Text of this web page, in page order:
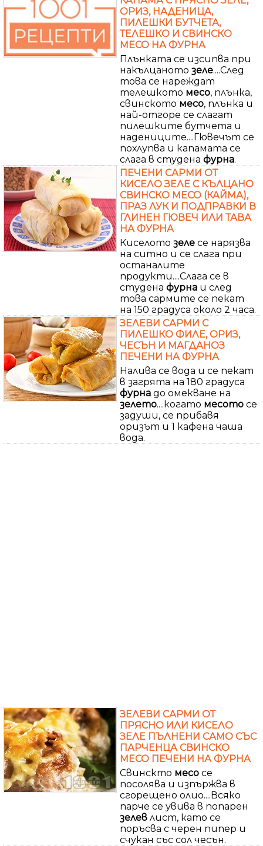
ОРИЗ, НАДЕНИЦА,
ПИЛЕШКИ БУТЧЕТА,
ТЕЛЕШКО И СВИНСКО
МЕСО НА ФУРНА
Плънката се изсипва при
накълцаното зеле....След
това се нареждат
телешкото месо, плънка,
свинското месо, плънка и
най-отгоре се слагат
пилешките бутчета и
надениците....Гювечът се
похлупва и капамата се
слага в студена фурна.
ПЕЧЕНИ САРМИ ОТ
КИСЕЛО ЗЕЛЕ С КЪЛЦАНО
СВИНСКО МЕСО (КАЙМА),
ПРАЗ ЛУК И ПОДПРАВКИ В
ГЛИНЕН ГЮВЕЧ ИЛИ ТАВА
НА ФУРНА
Киселото зеле се нарязва
на ситно и се слага при
останалите
продукти....Слага се в
студена фурна и след
това сармите се пекат
на 150 градуса около 2 часа.
ЗЕЛЕВИ САРМИ С
ПИЛЕШКО ФИЛЕ, ОРИЗ,
ЧЕСЪН И МАГДАНОЗ
ПЕЧЕНИ НА ФУРНА
Налива се вода и се пекат
в загрята на 180 градуса
фурна до омекване на
зелето....когато месото се
задуши, се прибавя
оризът и 1 кафена чаша
вода.
ЗЕЛЕВИ САРМИ ОТ
ПРЯСНО ИЛИ КИСЕЛО
ЗЕЛЕ ПЪЛНЕНИ САМО СЪС
ПАРЧЕНЦА СВИНСКО
МЕСО ПЕЧЕНИ НА ФУРНА
Свинскто месо се
посолява и изпържва в
сгорещено олио....Всяко
парче се увива в попарен
зелев лист, като се
поръсва с черен пипер и
счукан със сол чесън.